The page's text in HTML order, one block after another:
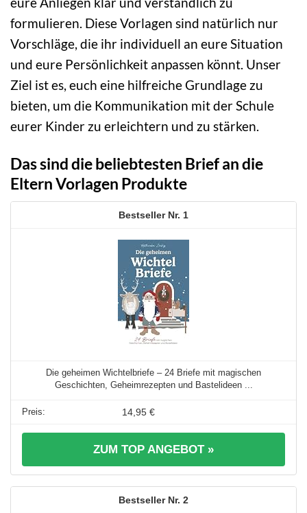
formulieren. Diese Vorlagen sind natürlich nur
Vorschläge, die ihr individuell an eure Situation
und eure Persönlichkeit anpassen könnt. Unser
Ziel ist es, euch eine hilfreiche Grundlage zu
bieten, um die Kommunikation mit der Schule
eurer Kinder zu erleichtern und zu stärken.
Das sind die beliebtesten Brief an die
Eltern Vorlagen Produkte
1
Die geheimen Wichtelbriefe – 24 Briefe mit magischen
Geschichten, Geheimrezepten und Bastelideen ...
14,95 €
ZUM TOP ANGEBOT »
2